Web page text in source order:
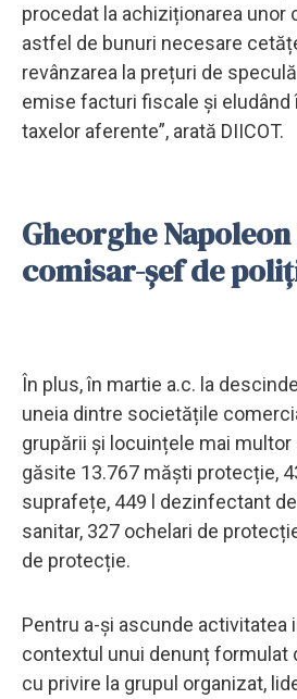
procedat la achiziționarea unor
astfel de bunuri necesare
revânzarea la prețuri de
emise facturi fiscale și eludând
taxelor aferente”, arată DIICOT.
Gheorghe
comisar-șef de
În plus, în martie a.c. la
uneia dintre societățile
grupării și locuințele mai
găsite 13.767 măști protecție,
suprafețe, 449 l dezinfectant
sanitar, 327 ochelari de
de protecție.
Pentru a-și ascunde activitatea
contextul unui denunț formulat
cu privire la grupul organizat,